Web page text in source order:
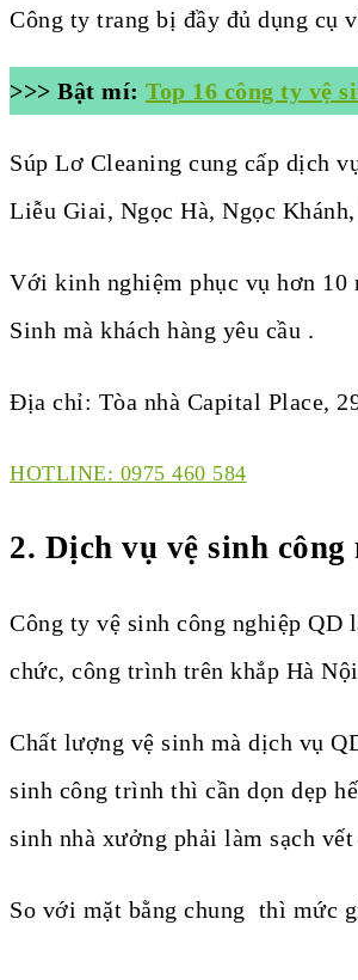
Công ty trang bị đầy đủ dụng cụ
>>> Bật mí: Top 16 công ty vệ
Súp Lơ Cleaning cung cấp dịch
Liễu Giai, Ngọc Hà, Ngọc
Với kinh nghiệm phục vụ hơn 10
Sinh mà khách hàng yêu cầu .
Địa chỉ: Tòa nhà Capital Place,
HOTLINE: 0975 460 584
2. Dịch vụ vệ sinh
Công ty vệ sinh công nghiệp QD
chức, công trình trên khắp Hà
Chất lượng vệ sinh mà dịch vụ
sinh công trình thì cần dọn dẹp
sinh nhà xưởng phải làm sạch
So với mặt bằng chung thì mức